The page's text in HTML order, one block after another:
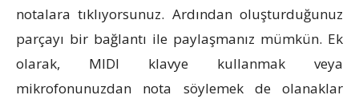
notalara tıklıyorsunuz. Ardından oluşturduğunuz
parçayı bir bağlantı ile paylaşmanız mümkün. Ek
olarak, MIDI klavye kullanmak veya
mikrofonunuzdan nota söylemek de olanaklar